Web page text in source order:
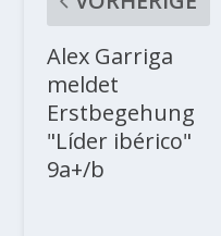
Alex Garriga
meldet
Erstbegehung
"Líder ibérico"
9a+/b